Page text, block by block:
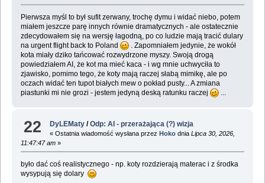
Pierwsza myśl to był sufit zerwany, trochę dymu i widać niebo, potem
miałem jeszcze parę innych równie dramatycznych - ale ostatecznie
zdecydowałem się na wersję łagodną, po co ludzie mają tracić dulary
na urgent flight back to Poland
. Zapomniałem jedynie, że wokół
kota miały dziko tańcować rozwydrzone myszy. Swoją drogą
powiedziałem AI, że kot ma mieć kaca - i wg mnie uchwyciła to
zjawisko, pomimo tego, że koty mają raczej słabą mimikę, ale po
oczach widać ten tupot białych mew o pokład pusty... A zmiana
piastunki mi nie grozi - jestem jedyną deską ratunku raczej
...
22 DyLEMaty /Odp: AI - przerażająca (?) wizja
« Ostatnia wiadomość wysłana przezHoko dnia Lipca 30, 2026,
11:47:47 am»
było dać coś realistycznego - np. koty rozdzierają materac i z środka
wysypują się dolary